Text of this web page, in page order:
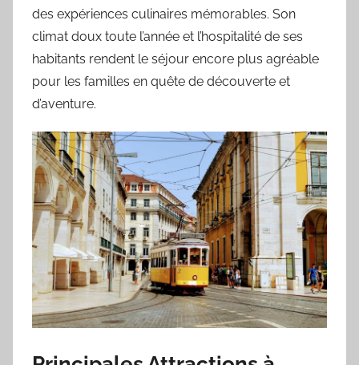
des expériences culinaires mémorables. Son
climat doux toute l’année et l’hospitalité de ses
habitants rendent le séjour encore plus agréable
pour les familles en quête de découverte et
d’aventure.